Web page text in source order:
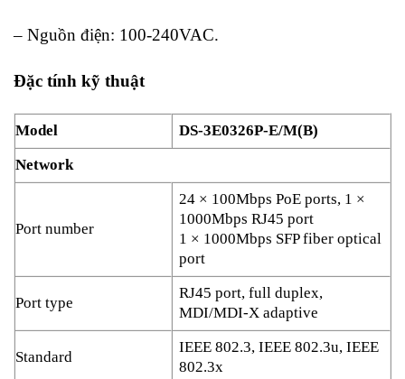
– Nguồn điện: 100-240VAC.
Đặc tính kỹ thuật
Model
DS-3E0326P-E/M(B)
Network
Port number
24 × 100Mbps PoE ports, 1 ×
1000Mbps RJ45 port
1 × 1000Mbps SFP fiber optical
port
Port type
RJ45 port, full duplex,
MDI/MDI-X adaptive
Standard
IEEE 802.3, IEEE 802.3u, IEEE
802.3x